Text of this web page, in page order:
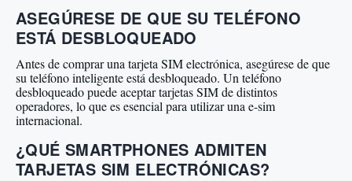
ASEGÚRESE DE QUE SU TELÉFONO
ESTÁ DESBLOQUEADO
Antes de comprar una tarjeta SIM electrónica, asegúrese de que
su teléfono inteligente está desbloqueado. Un teléfono
desbloqueado puede aceptar tarjetas SIM de distintos
operadores, lo que es esencial para utilizar una e-sim
internacional.
¿QUÉ SMARTPHONES ADMITEN
TARJETAS SIM ELECTRÓNICAS?